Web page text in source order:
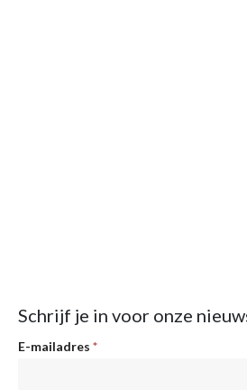
Schrijf je in voor onze
Nieuwsbrief
E-mailadres *